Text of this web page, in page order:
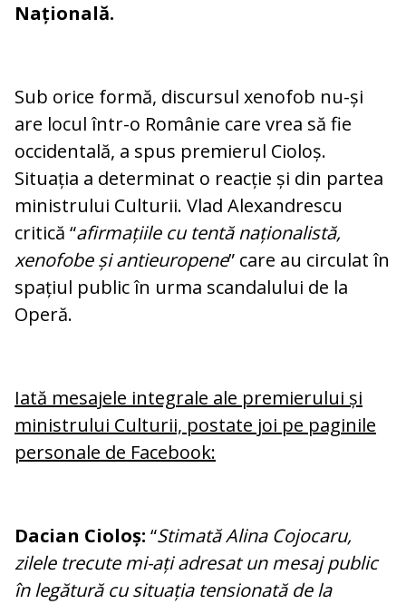
Națională.
Sub orice formă, discursul xenofob nu-și
are locul într-o Românie care vrea să fie
occidentală, a spus premierul Cioloș.
Situația a determinat o reacție și din partea
ministrului Culturii. Vlad Alexandrescu
critică “afirmațiile cu tentă naționalistă,
xenofobe și antieuropene” care au circulat în
spațiul public în urma scandalului de la
Operă.
Iată mesajele integrale ale premierului și
ministrului Culturii, postate joi pe paginile
personale de Facebook:
Dacian Cioloș: “StimatăAlina Cojocaru,
zilele trecute mi-ați adresat un mesaj public
în legătură cu situația tensionată de la